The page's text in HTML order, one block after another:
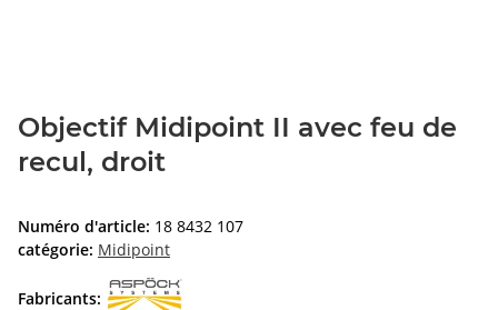
Objectif Midipoint II avec feu de
recul, droit
Numéro d'article: 18 8432 107
catégorie: Midipoint
Fabricants: